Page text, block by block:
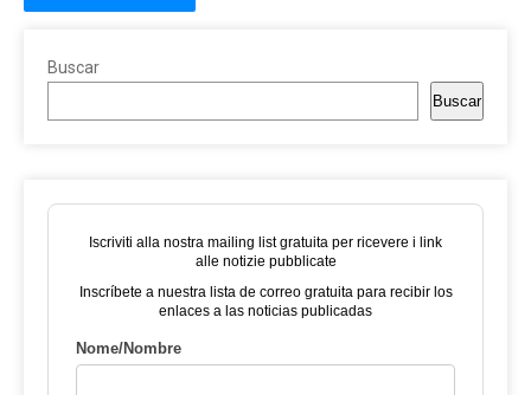
Buscar
Buscar
Iscriviti alla nostra mailing list gratuita per ricevere i link
alle notizie pubblicate
Inscríbete a nuestra lista de correo gratuita para recibir los
enlaces a las noticias publicadas
Nome/Nombre